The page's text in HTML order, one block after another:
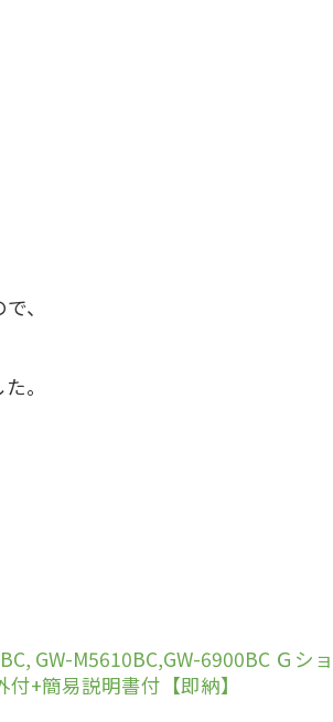
、
。
GW-M5610BC,GW-6900BC Ｇショ
+簡易説明書付【即納】